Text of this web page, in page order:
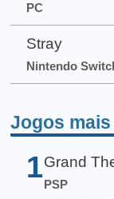
PC
Stray
Nintendo
Jogos
1 Grand
PSP